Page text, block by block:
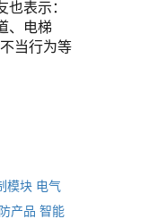
表示：
、电梯
当行为等
模块 电气
产品 智能